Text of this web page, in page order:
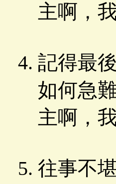
主啊，
記得最
如何急
主啊，
往事不